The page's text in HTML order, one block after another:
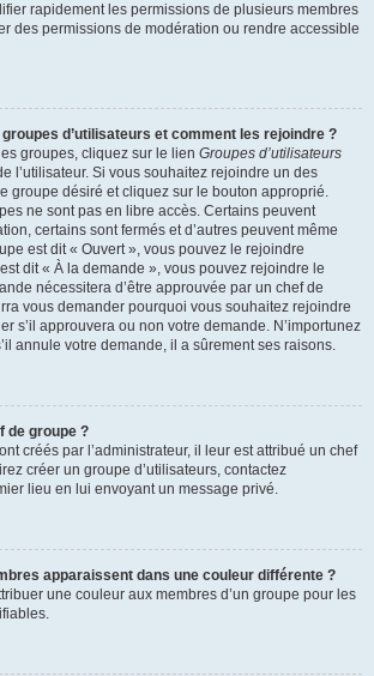
rapidement les permissions de plusieurs membres
des permissions de modération ou rendre accessible
d’utilisateurs et comment les rejoindre ?
groupes, cliquez sur le lien Groupes d’utilisateurs
l’utilisateur. Si vous souhaitez rejoindre un des
groupe désiré et cliquez sur le bouton approprié.
ne sont pas en libre accès. Certains peuvent
certains sont fermés et d’autres peuvent même
est dit « Ouvert », vous pouvez le rejoindre
dit « À la demande », vous pouvez rejoindre le
nécessitera d’être approuvée par un chef de
vous demander pourquoi vous souhaitez rejoindre
s’il approuvera ou non votre demande. N’importunez
annule votre demande, il a sûrement ses raisons.
de groupe ?
créés par l’administrateur, il leur est attribué un chef
créer un groupe d’utilisateurs, contactez
lieu en lui envoyant un message privé.
apparaissent dans une couleur différente ?
une couleur aux membres d’un groupe pour les